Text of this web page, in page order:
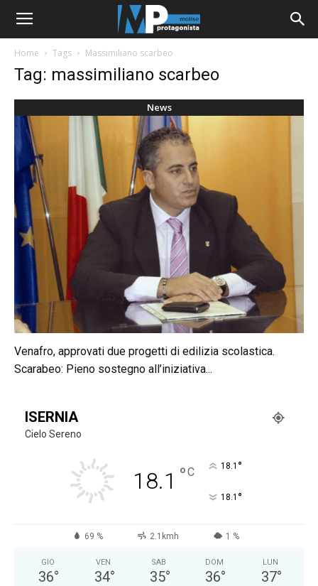
Home Tags Massimiliano scarbeo
Tag: massimiliano scarbeo
News
Venafro, approvati due progetti di edilizia scolastica.
Scarabeo: Pieno sostegno all’iniziativa...
ISERNIA
Cielo Sereno
18.1 °C 18.1 °
18.1 °
69 % 2.1kmh 1 %
GIO
36°
VEN
34°
SAB
35°
DOM
36°
LUN
37°